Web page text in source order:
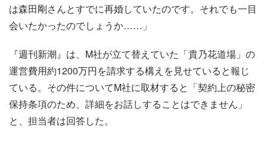
は森田剛さんとすでに再婚していたのです。それでも一目
会いたかったのでしょうか……」
『週刊新潮』は、M社が立て替えていた「貴乃花道場」の
運営費用約1200万円を請求する構えを見せていると報じ
ている。その件についてM社に取材すると「契約上の秘密
保持条項のため、詳細をお話しすることはできません」
と、担当者は回答した。